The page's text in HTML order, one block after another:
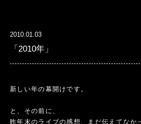
2010.01.03
「2010年」
新しい年の幕開けです。
と、その前に、
昨年末のライブの感想、まだ伝えてなか